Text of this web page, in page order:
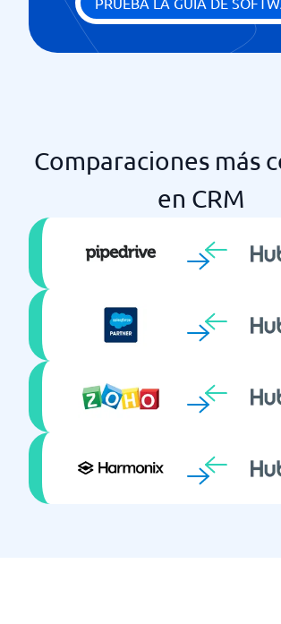
Llamar directamente desde el CRM
Panel de control - Vista general de
Comparaciones más
en CRM